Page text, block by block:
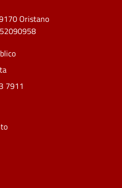
Oristano
7911